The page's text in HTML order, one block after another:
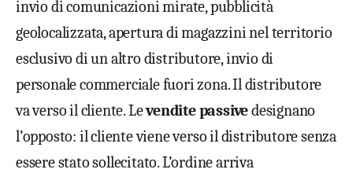
invio di comunicazioni mirate, pubblicità
geolocalizzata, apertura di magazzini nel territorio
esclusivo di un altro distributore, invio di
personale commerciale fuori zona. Il distributore
va verso il cliente. Levendite passivedesignano
l’opposto: il cliente viene verso il distributore senza
essere stato sollecitato. L’ordine arriva